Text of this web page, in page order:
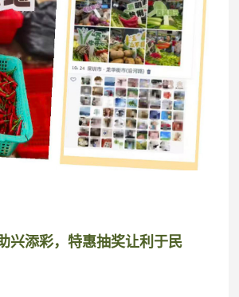
兴添彩，特惠抽奖让利于民